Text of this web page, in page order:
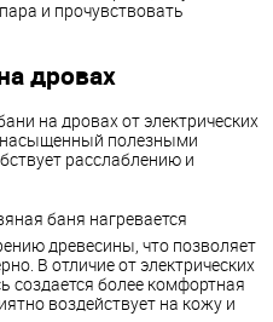
и прочувствовать
дровах
на дровах от электрических
насыщенный полезными
расслаблению и
баня нагревается
древесины, что позволяет
В отличие от электрических
создается более комфортная
воздействует на кожу и